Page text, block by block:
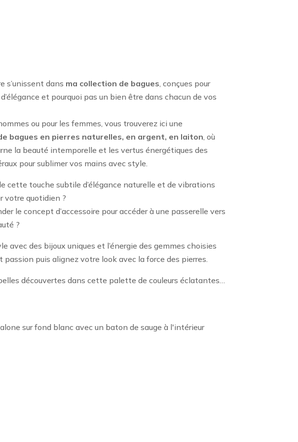
s’unissent dans ma collection de bagues, conçues pour
et pourquoi pas un bien être dans chacun de vos
ou pour les femmes, vous trouverez ici une
bagues en pierres naturelles, en argent, en laiton, où
la beauté intemporelle et les vertus énergétiques des
pour sublimer vos mains avec style.
cette touche subtile d’élégance naturelle et de vibrations
votre quotidien ?
le concept d’accessoire pour accéder à une passerelle vers
?
avec des bijoux uniques et l’énergie des gemmes choisies
puis alignez votre look avec la force des pierres.
découvertes dans cette palette de couleurs éclatantes…